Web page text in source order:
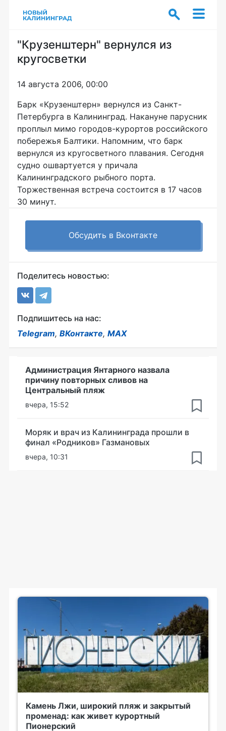
"Крузенштерн" вернулся из
кругосветки
14 августа 2006, 00:00
Барк «Крузенштерн» вернулся из Санкт-
Петербурга в Калининград. Накануне парусник
проплыл мимо городов-курортов российского
побережья Балтики. Напомним, что барк
вернулся из кругосветного плавания. Сегодня
судно ошвартуется у причала
Калининградского рыбного порта.
Торжественная встреча состоится в 17 часов
30 минут.
Обсудить в Вконтакте
Поделитесь новостью:
Подпишитесь на нас:
Telegram, ВКонтакте, MAX
Администрация Янтарного назвала
причину повторных сливов на
Центральный пляж
вчера, 15:52
Моряк и врач из Калининграда прошли в
финал «Родников» Газмановых
вчера, 10:31
Камень Лжи, широкий пляж и закрытый
променад: как живет курортный
Пионерский